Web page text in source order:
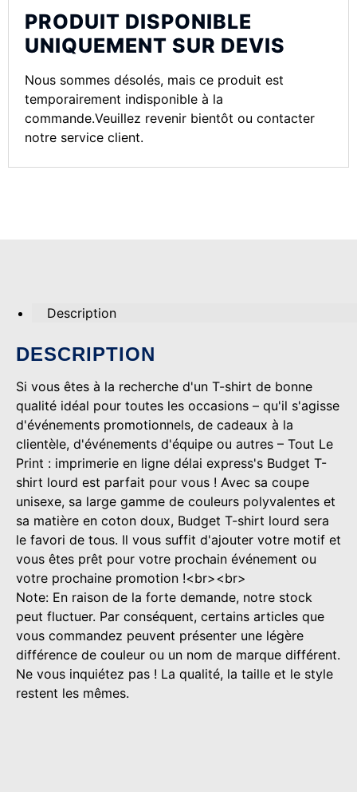
PRODUIT DISPONIBLE
UNIQUEMENT SUR DEVIS
Nous sommes désolés, mais ce produit est
temporairement indisponible à la
commande.Veuillez revenir bientôt ou contacter
notre service client.
Description
DESCRIPTION
Si vous êtes à la recherche d'un T-shirt de bonne
qualité idéal pour toutes les occasions – qu'il s'agisse
d'événements promotionnels, de cadeaux à la
clientèle, d'événements d'équipe ou autres – Tout Le
Print : imprimerie en ligne délai express's Budget T-
shirt lourd est parfait pour vous ! Avec sa coupe
unisexe, sa large gamme de couleurs polyvalentes et
sa matière en coton doux, Budget T-shirt lourd sera
le favori de tous. Il vous suffit d'ajouter votre motif et
vous êtes prêt pour votre prochain événement ou
votre prochaine promotion !<br><br>
Note: En raison de la forte demande, notre stock
peut fluctuer. Par conséquent, certains articles que
vous commandez peuvent présenter une légère
différence de couleur ou un nom de marque différent.
Ne vous inquiétez pas ! La qualité, la taille et le style
restent les mêmes.